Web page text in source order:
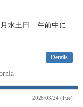
水土日 午前中に
Details
2026/03/24 (Tue)